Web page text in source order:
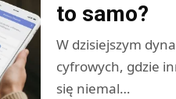
to samo?
W dzisiejszym
cyfrowych, gdzie
się niemal…